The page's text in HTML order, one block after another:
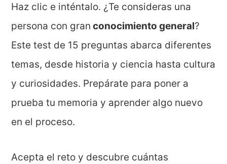
Haz clic e inténtalo. ¿Te consideras una
persona con gran conocimiento general?
Este test de 15 preguntas abarca diferentes
temas, desde historia y ciencia hasta cultura
y curiosidades. Prepárate para poner a
prueba tu memoria y aprender algo nuevo
en el proceso.
Acepta el reto y descubre cuántas